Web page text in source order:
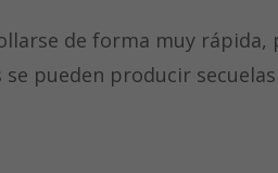
de forma muy
se pueden producir